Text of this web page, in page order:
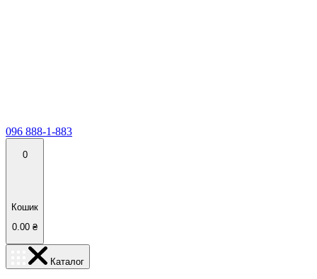
096 888-1-883
0
Кошик
0.00 ₴
Каталог